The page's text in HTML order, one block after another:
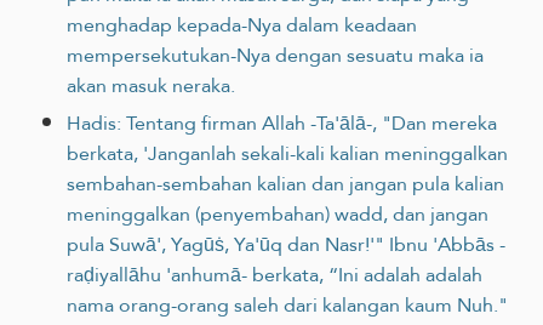
menghadap kepada-Nya dalam keadaan
mempersekutukan-Nya dengan sesuatu maka ia
akan masuk neraka.
Hadis: Tentang firman Allah -Ta'ālā-, "Dan mereka
berkata, 'Janganlah sekali-kali kalian meninggalkan
sembahan-sembahan kalian dan jangan pula kalian
meninggalkan (penyembahan) wadd, dan jangan
pula Suwā', Yagūṡ, Ya'ūq dan Nasr!'" Ibnu 'Abbās -
raḍiyallāhu 'anhumā- berkata, “Ini adalah adalah
nama orang-orang saleh dari kalangan kaum Nuh."